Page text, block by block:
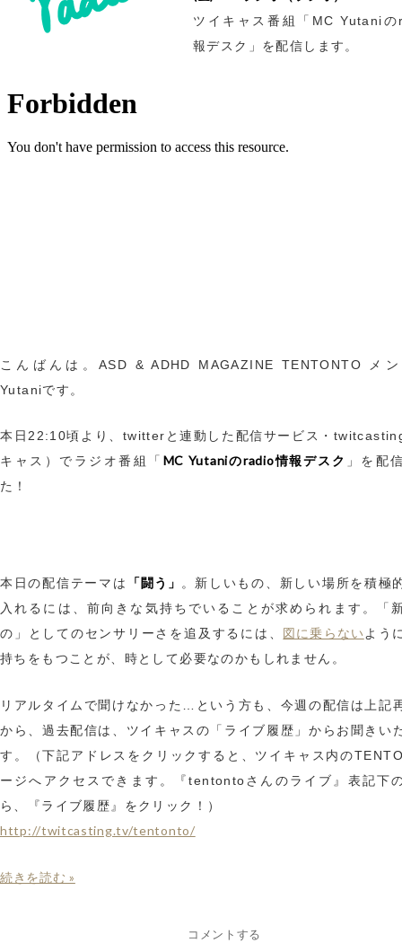
ツイキャス番組「MC Yutani
報デスク」を配信します。
こんばんは。ASD & ADHD MAGAZINE TENTONTO メ
Yutaniです。
本日22:10頃より、twitterと連動した配信サービス・
キャス）でラジオ番組「 MC Yutaniのradio情報デスク 」を配
た！
本日の配信テーマは 「闘う」 。新しいもの、新しい場所を積極
入れるには、前向きな気持ちでいることが求められます。「
の」としてのセンサリーさを追及するには、 図に乗らないよう
持ちをもつことが、時として必要なのかもしれません。
リアルタイムで聞けなかった…という方も、今週の配信は上記
から、過去配信は、ツイキャスの「ライブ履歴」からお聞きい
す。（下記アドレスをクリックすると、ツイキャス内の
ージへアクセスできます。『tentontoさんのライブ』表記下
ら、『ライブ履歴』をクリック！）
http://twitcasting.tv/tentonto/
続きを読む »
コメントする